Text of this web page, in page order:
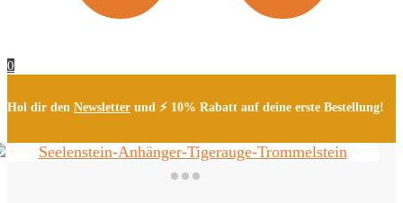
0
Hol dir den Newsletter und ⚡ 10% Rabatt auf deine erste Bestellung!